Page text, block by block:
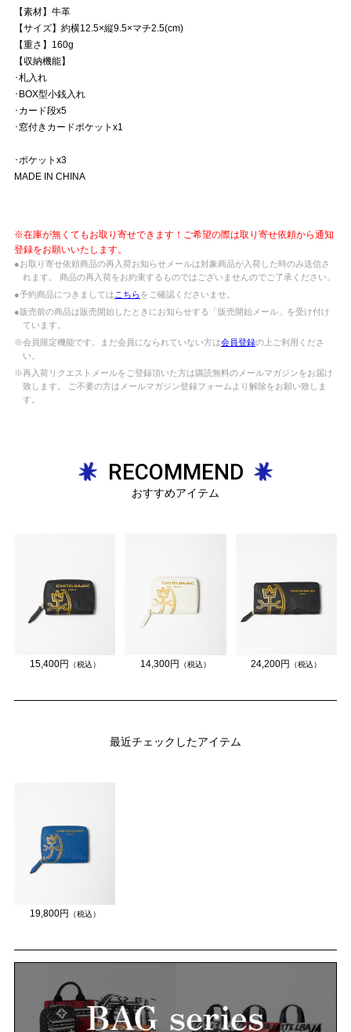
【素材】牛革
【サイズ】約横12.5×縦9.5×マチ2.5(cm)
【重さ】160g
【収納機能】
･札入れ
･BOX型小銭入れ
･カード段x5
･窓付きカードポケットx1
･ポケットx3
MADE IN CHINA
※在庫が無くてもお取り寄せできます！ご希望の際は取り寄せ依頼から通知
登録をお願いいたします。
●お取り寄せ依頼商品の再入荷お知らせメールは対象商品が入荷した時のみ送信さ
れます。 商品の再入荷をお約束するものではございませんのでご了承ください。
●予約商品につきましては こちらをご確認くださいませ。
●販売前の商品は販売開始したときにお知らせする「販売開始メール」を受け付け
ています。
※会員限定機能です。まだ会員になられていない方は会員登録の上ご利用くださ
い。
※再入荷リクエストメールをご登録頂いた方は購読無料のメールマガジンをお届け
致します。 ご不要の方はメールマガジン登録フォームより解除をお願い致しま
す。
RECOMMEND
おすすめアイテム
15,400円 （税込） 14,300円 （税込） 24,200円 （税込）
最近チェックしたアイテム
19,800円 （税込）